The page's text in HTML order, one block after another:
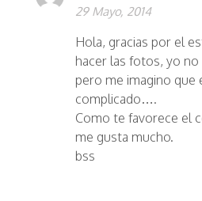
29 Mayo, 2014
Hola, gracias por el
hacer las fotos, yo
pero me imagino que
complicado….
Como te favorece el
me gusta mucho.
bss